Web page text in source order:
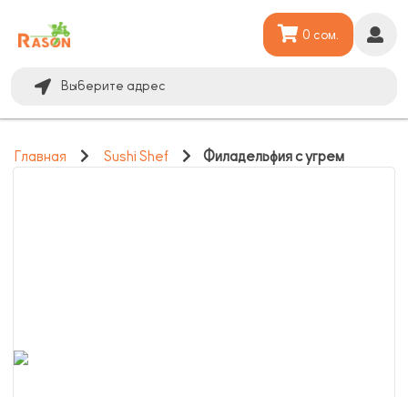
Выберите адрес
0 сом.
Главная Sushi Shef Филадельфия с угрем